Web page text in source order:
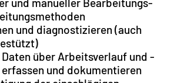
und diagnostizieren (auch
über Arbeitsverlauf und -
und dokumentieren